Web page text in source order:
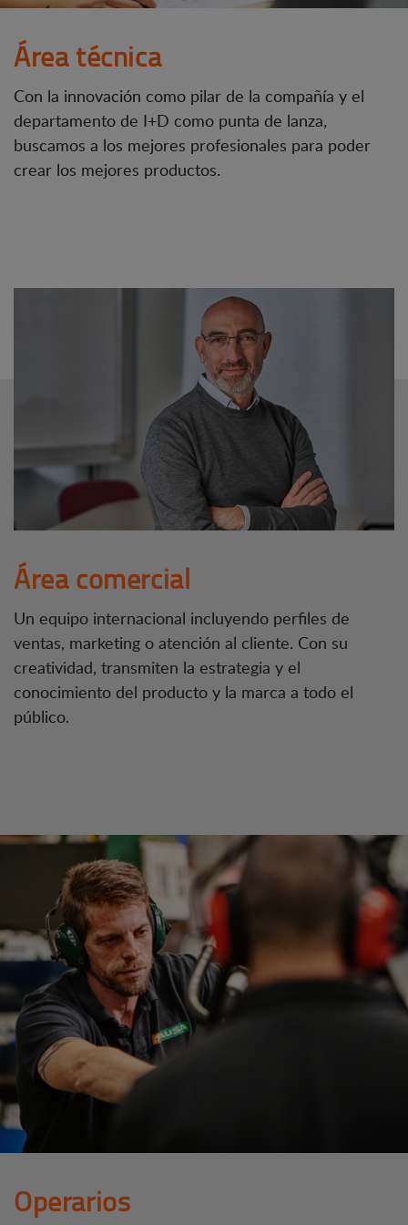
Área técnica
Con la innovación como pilar de la compañía y el
departamento de I+D como punta de lanza,
buscamos a los mejores profesionales para poder
crear los mejores productos.
Área comercial
Un equipo internacional incluyendo perfiles de
ventas, marketing o atención al cliente. Con su
creatividad, transmiten la estrategia y el
conocimiento del producto y la marca a todo el
público.
Operarios